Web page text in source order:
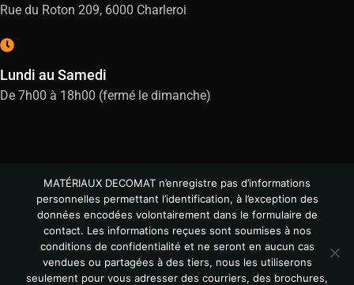
Rue du Roton 209, 6000 Charleroi
Lundi au Samedi
De 7h00 à 18h00 (fermé le dimanche)
© All Copyright 2024
MATÉRIAUX DECOMAT n’enregistre pas d’informations
personnelles permettant l’identification, à l’exception des
données encodées volontairement dans le formulaire de
contact. Les informations reçues sont soumises à nos
conditions de confidentialité et ne seront en aucun cas
vendues ou partagées à des tiers, nous les utiliserons
seulement pour vous adresser des courriers, des brochures,